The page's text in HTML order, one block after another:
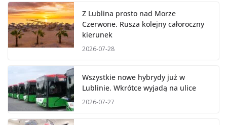
Z Lublina prosto nad Morze
Czerwone. Rusza kolejny całoroczny
kierunek
2026-07-28
Wszystkie nowe hybrydy już w
Lublinie. Wkrótce wyjadą na ulice
2026-07-27